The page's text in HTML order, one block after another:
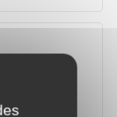
de décès